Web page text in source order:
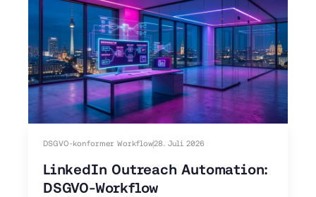
DSGVO-konformer Workflow28. Juli 2026
LinkedIn Outreach Automation:
DSGVO-Workflow